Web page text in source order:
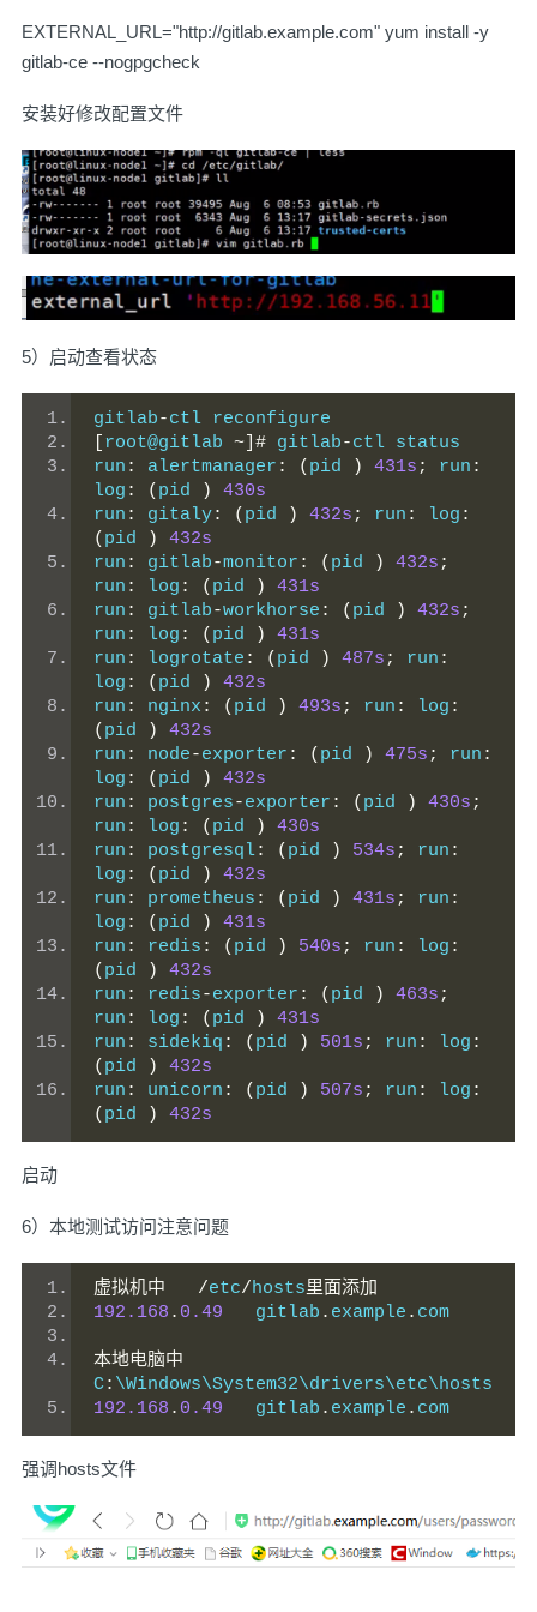
EXTERNAL_URL="http://gitlab.example.com" yum install -y
gitlab-ce --nogpgcheck
安装好修改配置文件
5）启动查看状态
gitlab-ctl reconfigure
root@gitlab ~]# gitlab-ctl status
run : alertmanager : ( pid ) 431s ; run :
log : ( pid )
430s
run : gitaly: ( pid ) 432s ; run : log :
( pid )
432s
run : gitlab-monitor : ( pid ) 432s ;
run : log : ( pid )
431s
run : gitlab-workhorse : ( pid ) 432s ;
run : log : ( pid )
431s
run : logrotate : ( pid ) 487s ; run :
log : ( pid )
432s
run : nginx : ( pid ) 493s ; run : log :
( pid )
432s
run : node-exporter : ( pid ) 475s ; run :
log : ( pid )
432s
run : postgres-exporter : ( pid ) 430s ;
run : log : ( pid )
430s
run : postgresql: ( pid ) 534s ; run :
log : ( pid )
432s
run : prometheus : ( pid ) 431s ; run :
log : ( pid )
431s
run : redis : ( pid ) 540s ; run : log :
( pid )
432s
run : redis-exporter : ( pid ) 463s ;
run : log : ( pid )
431s
run : sidekiq : ( pid ) 501s ; run : log :
( pid )
432s
run : unicorn : ( pid ) 507s ; run : log :
( pid ) 432s
启动
6）本地测试访问注意问题
虚拟机中 /etc/hosts里面添加
192.168 . 0.49
   gitlab
. example . com
本地电脑中
C: \Windows\System32\drivers\etc\hosts
192.168 . 0.49
   gitlab
. example . com
强调hosts文件